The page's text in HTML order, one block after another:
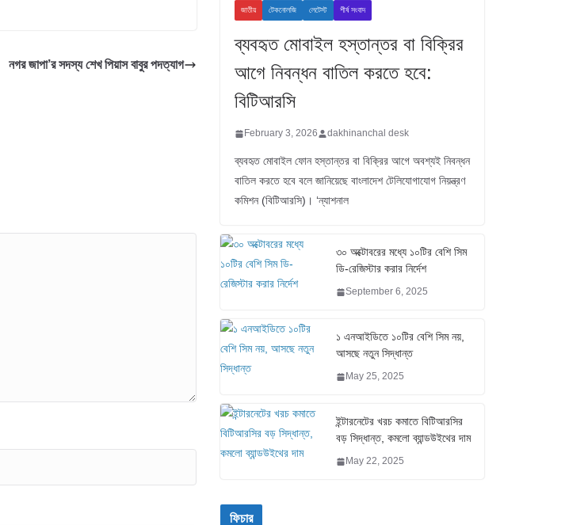
নগর জাপা’র সদস্য শেখ পিয়াস বাবুর পদত্যাগ
জাতীয় টেকনোলজি লেটেস্ট শীর্ষ সংবাদ
ব্যবহৃত মোবাইল হস্তান্তর বা বিক্রির
আগে নিবন্ধন বাতিল করতে হবে:
বিটিআরসি
February 3, 2026 dakhinanchal desk
ব্যবহৃত মোবাইল ফোন হস্তান্তর বা বিক্রির আগে অবশ্যই নিবন্ধন
বাতিল করতে হবে বলে জানিয়েছে বাংলাদেশ টেলিযোগাযোগ নিয়ন্ত্রণ
কমিশন (বিটিআরসি)। ‘ন্যাশনাল
৩০ অক্টোবরের মধ্যে ১০টির বেশি সিম
ডি-রেজিস্টার করার নির্দেশ
September 6, 2025
১ এনআইডিতে ১০টির বেশি সিম নয়,
আসছে নতুন সিদ্ধান্ত
May 25, 2025
ইন্টারনেটের খরচ কমাতে বিটিআরসির
বড় সিদ্ধান্ত, কমলো ব্যান্ডউইথের দাম
May 22, 2025
ফিচার